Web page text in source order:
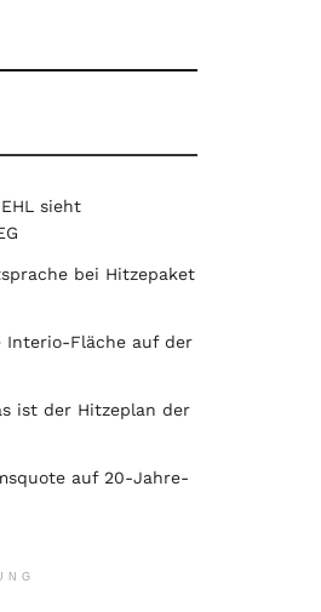
sieht
bei Hitzepaket
Interio-Fläche auf der
ist der Hitzeplan der
auf 20-Jahre-